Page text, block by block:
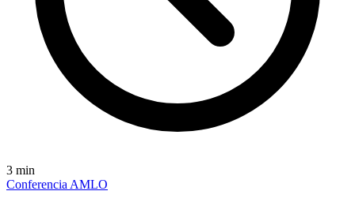
3 min
Conferencia AMLO